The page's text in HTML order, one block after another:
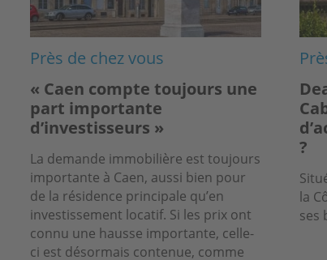
Près de chez vous
« Caen compte toujours une
part importante
d’investisseurs »
La demande immobilière est toujours
importante à Caen, aussi bien pour
de la résidence principale qu’en
investissement locatif. Si les prix ont
connu une hausse importante, celle-
ci est désormais contenue, comme
?
la
ses